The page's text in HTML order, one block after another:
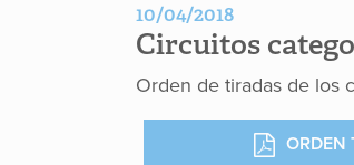
10/04/2018
Circuitos
Orden de tiradas de los
ORDEN